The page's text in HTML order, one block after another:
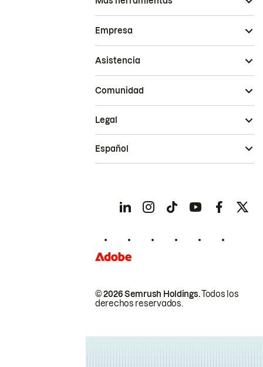
Empresa
Asistencia
Comunidad
© 2026 Semrush Holdings.Todos los
derechos reservados.
Legal
Español